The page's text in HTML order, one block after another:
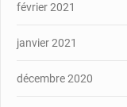
février 2021
janvier 2021
décembre 2020